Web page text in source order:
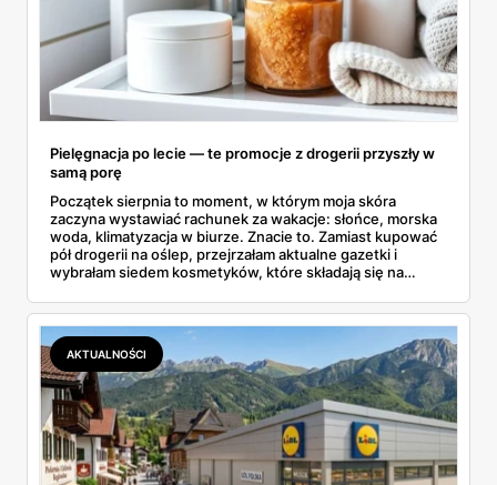
Pielęgnacja po lecie — te promocje z drogerii przyszły w
samą porę
Początek sierpnia to moment, w którym moja skóra
zaczyna wystawiać rachunek za wakacje: słońce, morska
woda, klimatyzacja w biurze. Znacie to. Zamiast kupować
pół drogerii na oślep, przejrzałam aktualne gazetki i
wybrałam siedem kosmetyków, które składają się na
dermokosmetyki Vichy. Wszystkie ceny sprawdziłam w
ofertach, terminy też.
AKTUALNOŚCI